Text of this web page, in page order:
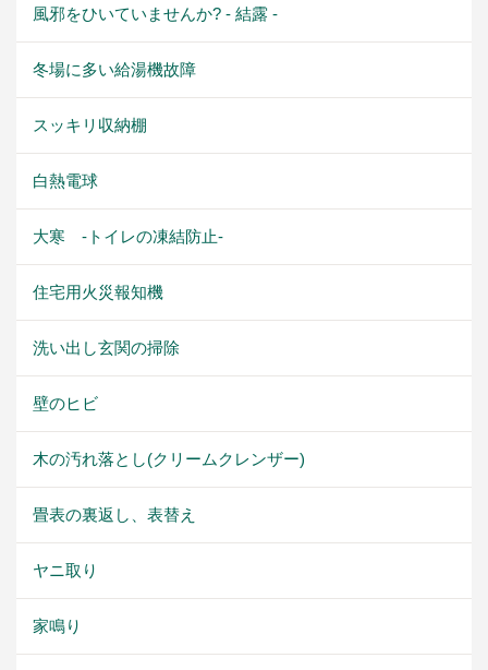
風邪をひいていませんか? - 結露 -
冬場に多い給湯機故障
スッキリ収納棚
白熱電球
大寒 -トイレの凍結防止-
住宅用火災報知機
洗い出し玄関の掃除
壁のヒビ
木の汚れ落とし(クリームクレンザー)
畳表の裏返し、表替え
ヤニ取り
家鳴り